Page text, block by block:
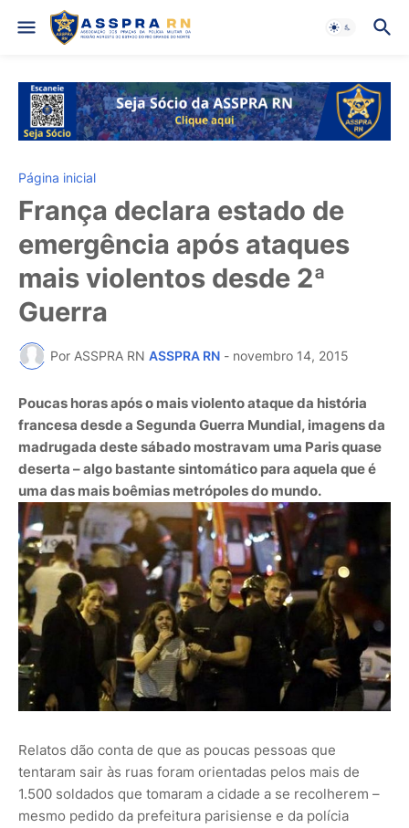
Página inicial
França declara estado de
emergência após ataques
mais violentos desde 2ª
Guerra
Por ASSPRA RN ASSPRA RN - novembro 14, 2015
Poucas horas após o mais violento ataque da história
francesa desde a Segunda Guerra Mundial, imagens da
madrugada deste sábado mostravam uma Paris quase
deserta – algo bastante sintomático para aquela que é
uma das mais boêmias metrópoles do mundo.
Relatos dão conta de que as poucas pessoas que
tentaram sair às ruas foram orientadas pelos mais de
1.500 soldados que tomaram a cidade a se recolherem –
mesmo pedido da prefeitura parisiense e da polícia